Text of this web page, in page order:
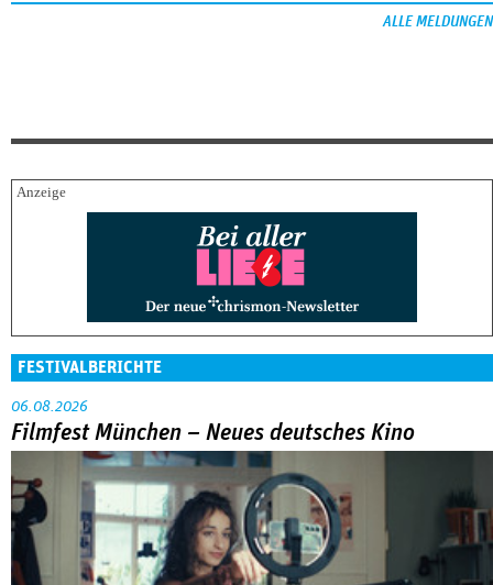
ALLE MELDUNGEN
FESTIVALBERICHTE
06.08.2026
Filmfest München – Neues deutsches Kino